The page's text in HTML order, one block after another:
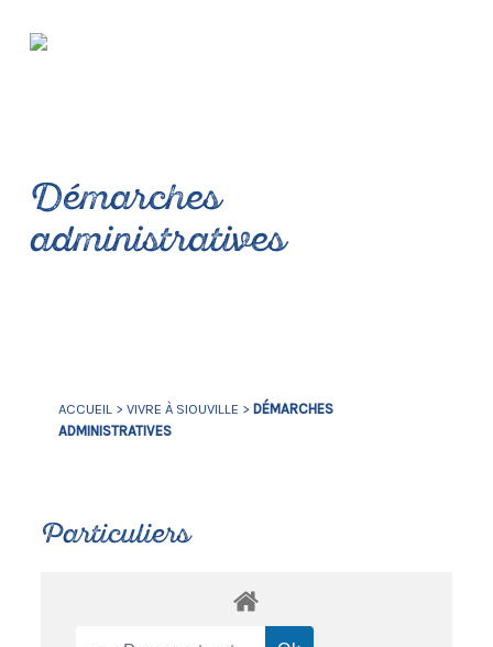
Démarches
administratives
ACCUEIL > VIVRE À SIOUVILLE > DÉMARCHES
ADMINISTRATIVES
Particuliers